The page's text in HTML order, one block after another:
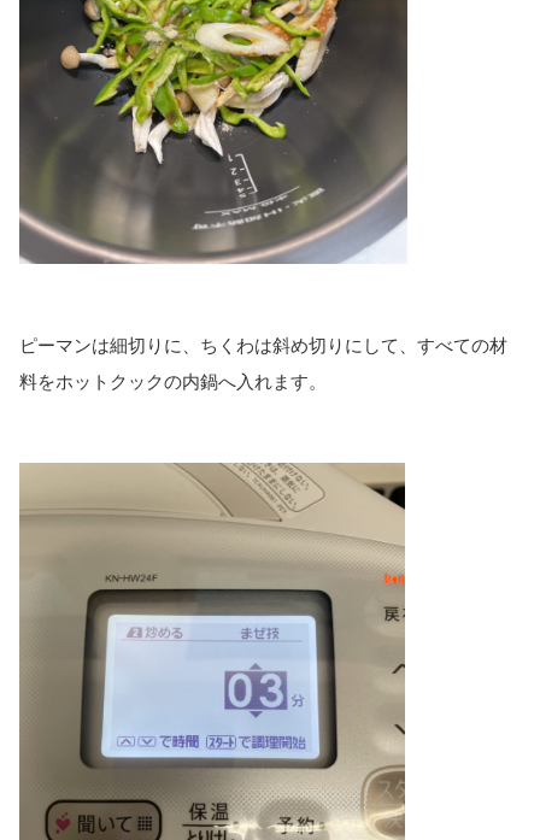
ピーマンは細切りに、ちくわは斜め切りにして、すべての材
料をホットクックの内鍋へ入れます。